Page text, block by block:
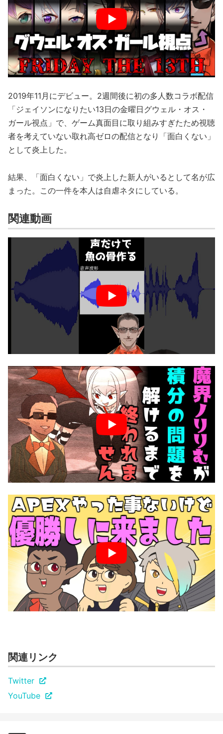
2019年11月にデビュー。2週間後に初の多人数コラボ配信
「ジェイソンになりたい13日の金曜日グウェル・オス・
ガール視点」で、ゲーム真面目に取り組みすぎたため視聴
者を考えていない取れ高ゼロの配信となり「面白くない」
として炎上した。
結果、「面白くない」で炎上した新人がいるとして名が広
まった。この一件を本人は自虐ネタにしている。
関連動画
関連リンク
Twitter
YouTube